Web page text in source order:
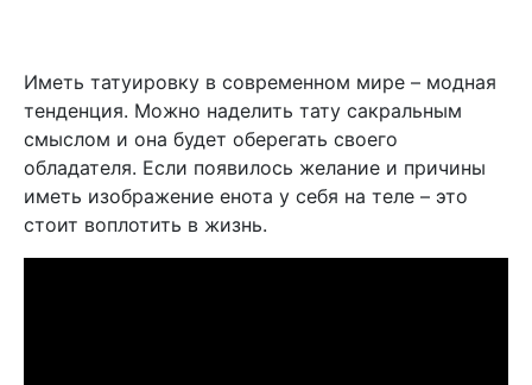
Иметь татуировку в современном мире – модная
тенденция. Можно наделить тату сакральным
смыслом и она будет оберегать своего
обладателя. Если появилось желание и причины
иметь изображение енота у себя на теле – это
стоит воплотить в жизнь.